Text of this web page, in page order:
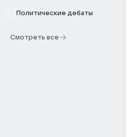
Политические дебаты
Смотреть все